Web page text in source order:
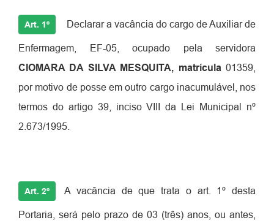
Art. 1º Declarar a vacância do cargo de Auxiliar de
Enfermagem, EF-05, ocupado pela servidora
CIOMARA DA SILVA MESQUITA, matrícula 01359,
por motivo de posse em outro cargo inacumulável, nos
termos do artigo 39, inciso VIII da Lei Municipal nº
2.673/1995.
Art. 2º A vacância de que trata o art. 1º desta
Portaria, será pelo prazo de 03 (três) anos, ou antes,